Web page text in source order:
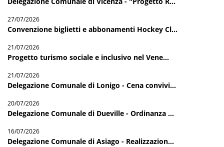
27/07/2026
Convenzione biglietti e abbonamenti Hockey Cl...
21/07/2026
Progetto turismo sociale e inclusivo nel Vene...
21/07/2026
Delegazione Comunale di Lonigo - Cena convivi...
20/07/2026
Delegazione Comunale di Dueville - Ordinanza ...
16/07/2026
Delegazione Comunale di Asiago - Realizzazion...